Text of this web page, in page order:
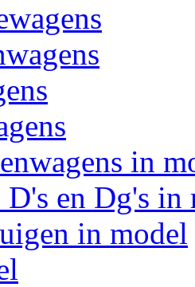
in
D's en Dg's in
in model